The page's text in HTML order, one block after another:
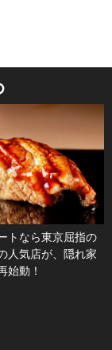
トなら東京屈指の
人気店が、隠れ家
始動！